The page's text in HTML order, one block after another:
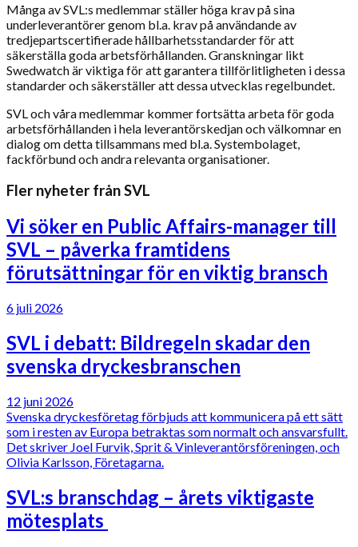
Många av SVL:s medlemmar ställer höga krav på sina
underleverantörer genom bl.a. krav på användande av
tredjepartscertifierade hållbarhetsstandarder för att
säkerställa goda arbetsförhållanden. Granskningar likt
Swedwatch är viktiga för att garantera tillförlitligheten i dessa
standarder och säkerställer att dessa utvecklas regelbundet.
SVL och våra medlemmar kommer fortsätta arbeta för goda
arbetsförhållanden i hela leverantörskedjan och välkomnar en
dialog om detta tillsammans med bl.a. Systembolaget,
fackförbund och andra relevanta organisationer.
Fler nyheter från SVL
Vi söker en Public Affairs-manager till
SVL – påverka framtidens
förutsättningar för en viktig bransch
6 juli 2026
SVL i debatt: Bildregeln skadar den
svenska dryckesbranschen
12 juni 2026
Svenska dryckesföretag förbjuds att kommunicera på ett sätt
som i resten av Europa betraktas som normalt och ansvarsfullt.
Det skriver Joel Furvik, Sprit & Vinleverantörsföreningen, och
Olivia Karlsson, Företagarna.
SVL:s branschdag – årets viktigaste
mötesplats